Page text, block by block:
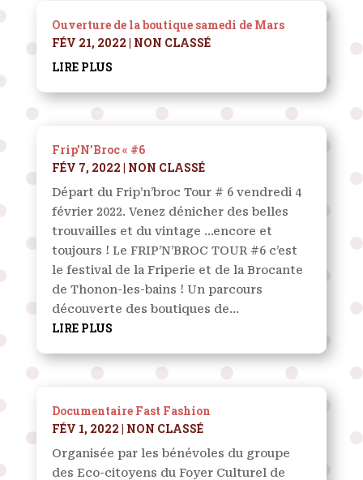
Ouverture de la boutique samedi de Mars
FÉV 21, 2022 | NON CLASSÉ
LIRE PLUS
Frip’N’Broc « #6
FÉV 7, 2022 | NON CLASSÉ
Départ du Frip’n’broc Tour # 6 vendredi 4
février 2022. Venez dénicher des belles
trouvailles et du vintage ...encore et
toujours ! Le FRIP’N’BROC TOUR #6 c’est
le festival de la Friperie et de la Brocante
de Thonon-les-bains ! Un parcours
découverte des boutiques de...
LIRE PLUS
Documentaire Fast Fashion
FÉV 1, 2022 | NON CLASSÉ
Organisée par les bénévoles du groupe
des Eco-citoyens du Foyer Culturel de